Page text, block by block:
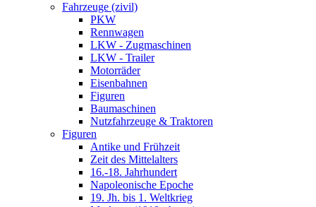
Fahrzeuge (zivil)
PKW
Rennwagen
LKW - Zugmaschinen
LKW - Trailer
Motorräder
Eisenbahnen
Figuren
Baumaschinen
Nutzfahrzeuge & Traktoren
Figuren
Antike und Frühzeit
Zeit des Mittelalters
16.-18. Jahrhundert
Napoleonische Epoche
19. Jh. bis 1. Weltkrieg